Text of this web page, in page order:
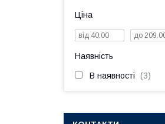
Ціна
Наявність
В наявності 3